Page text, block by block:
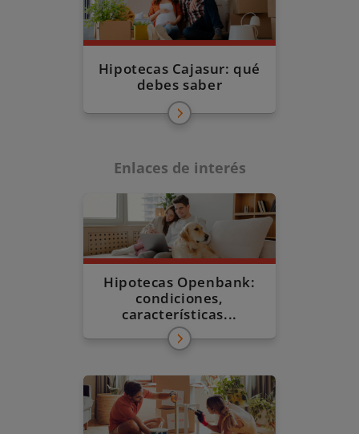
Hipotecas Cajasur: qué
debes saber
Enlaces de interés
Hipotecas Openbank:
condiciones,
características...